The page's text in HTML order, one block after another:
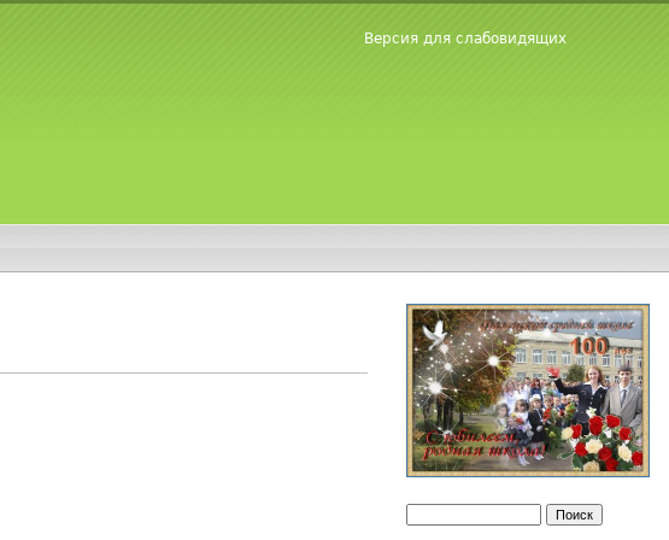
Версия для слабовидящих